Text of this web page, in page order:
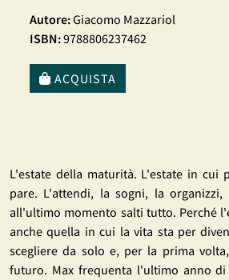
Autore:Giacomo Mazzariol
ISBN:9788806237462
ACQUISTA
L'estate della maturità. L'estate in cui
pare. L'attendi, la sogni, la organizzi,
all'ultimo momento salti tutto. Perché
anche quella in cui la vita sta per
scegliere da solo e, per la prima
futuro. Max frequenta l'ultimo anno